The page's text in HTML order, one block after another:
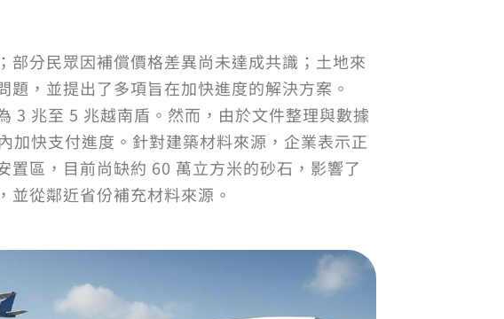
分民眾因補償價格差異尚未達成共識；土地來
，並提出了多項旨在加快進度的解決方案。
3 兆至 5 兆越南盾。然而，由於文件整理與數據
加快支付進度。針對建築材料來源，企業表示正
區，目前尚缺約 60 萬立方米的砂石，影響了
從鄰近省份補充材料來源。